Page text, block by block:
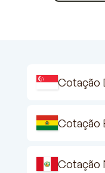
Cotação
Cotação
Cotação